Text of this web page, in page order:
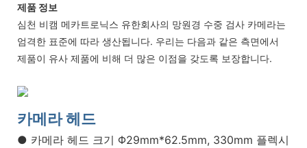
제품 정보
심천 비캠 메카트로닉스 유한회사의 망원경 수중 검사 카메라는
엄격한 표준에 따라 생산됩니다. 우리는 다음과 같은 측면에서
제품이 유사 제품에 비해 더 많은 이점을 갖도록 보장합니다.
카메라 헤드
● 카메라 헤드 크기 Φ29mm*62.5mm, 330mm 플렉시